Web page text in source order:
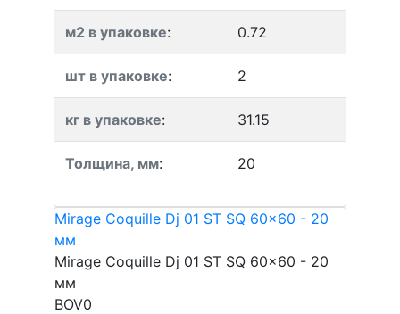
м2 в упаковке: 0.72
шт в упаковке: 2
кг в упаковке: 31.15
Толщина, мм: 20
Mirage Coquille Dj 01 ST SQ 60x60 - 20
мм
Mirage Coquille Dj 01 ST SQ 60x60 - 20
мм
BOV0